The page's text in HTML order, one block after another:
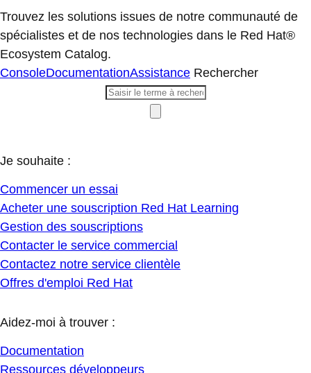
Trouvez les solutions issues de notre communauté de
spécialistes et de nos technologies dans le Red Hat®
Ecosystem Catalog.
ConsoleDocumentationAssistance Rechercher
Je souhaite :
Commencer un essai
Acheter une souscription Red Hat Learning
Gestion des souscriptions
Contacter le service commercial
Contactez notre service clientèle
Offres d'emploi Red Hat
Aidez-moi à trouver :
Documentation
Ressources développeurs